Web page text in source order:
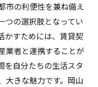
たらす安心感
訣
活用する方法
い選び
市の利便性を兼ね備え
つの選択肢となってい
かすためには、賃貸契
業者と連携することが
を自分たちの生活スタ
大きな魅力です。岡山